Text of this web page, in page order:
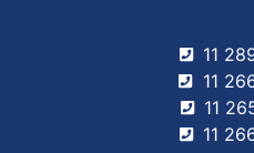
11
11
11
11